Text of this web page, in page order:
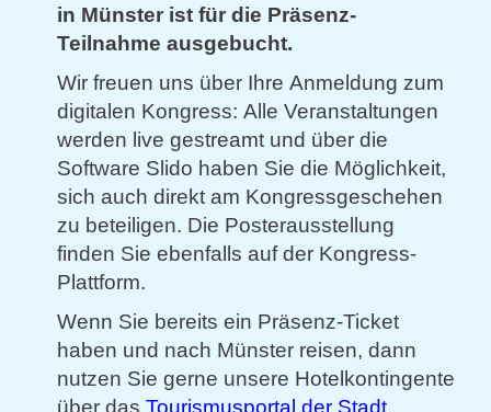
in Münster ist für die Präsenz-
Teilnahme ausgebucht.
Wir freuen uns über Ihre Anmeldung zum
digitalen Kongress: Alle Veranstaltungen
werden live gestreamt und über die
Software Slido haben Sie die Möglichkeit,
sich auch direkt am Kongressgeschehen
zu beteiligen. Die Posterausstellung
finden Sie ebenfalls auf der Kongress-
Plattform.
Wenn Sie bereits ein Präsenz-Ticket
haben und nach Münster reisen, dann
nutzen Sie gerne unsere Hotelkontingente
über dasTourismusportal der Stadt